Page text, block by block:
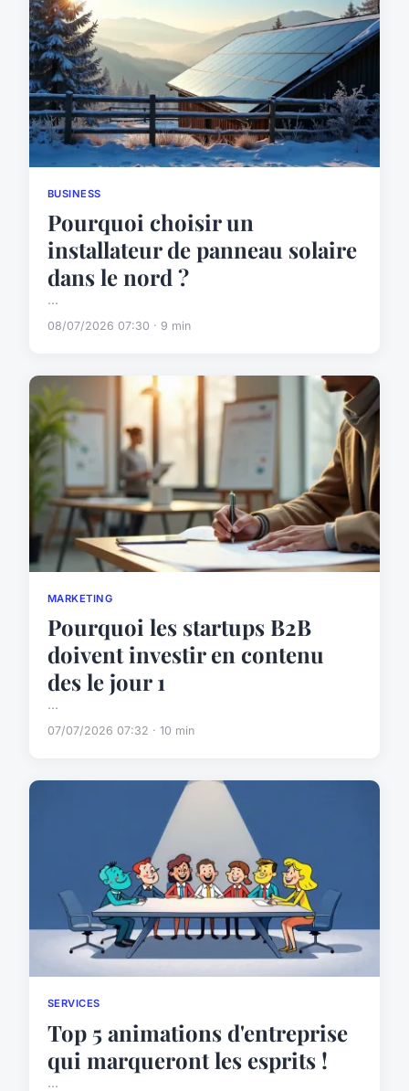
BUSINESS
Pourquoi choisir un
installateur de panneau solaire
dans le nord ?
...
08/07/2026 07:30 · 9 min
MARKETING
Pourquoi les startups B2B
doivent investir en contenu
des le jour 1
...
07/07/2026 07:32 · 10 min
SERVICES
Top 5 animations d'entreprise
qui marqueront les esprits !
...